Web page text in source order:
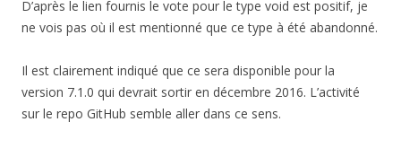
D’après le lien fournis le vote pour le type void est positif, je
ne vois pas où il est mentionné que ce type à été abandonné.
Il est clairement indiqué que ce sera disponible pour la
version 7.1.0 qui devrait sortir en décembre 2016. L’activité
sur le repo GitHub semble aller dans ce sens.